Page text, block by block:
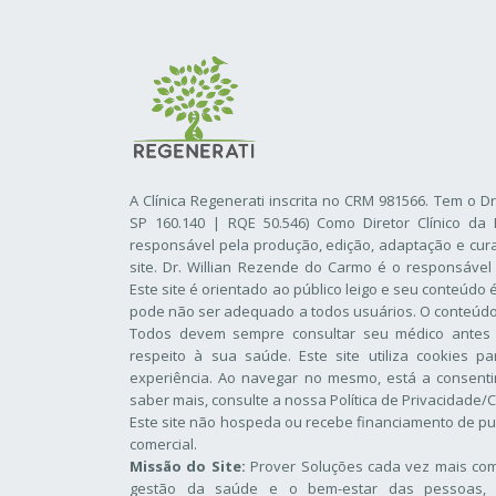
A Clínica Regenerati inscrita no CRM 981566. Tem o
SP 160.140 | RQE 50.546) Como Diretor Clínico da
responsável pela produção, edição, adaptação e
site. Dr. Willian Rezende do Carmo é o
Este site é orientado ao público leigo e seu
pode não ser adequado a todos usuários. O
Todos devem sempre consultar seu médico
respeito à sua saúde. Este site utiliza cookies
experiência. Ao navegar no mesmo, está a
saber mais, consulte a nossa Política de Privacidade/
Este site não hospeda ou recebe financiamento de
comercial.
Missão do Site: Prover Soluções cada vez mais
gestão da saúde e o bem-estar das pessoas,